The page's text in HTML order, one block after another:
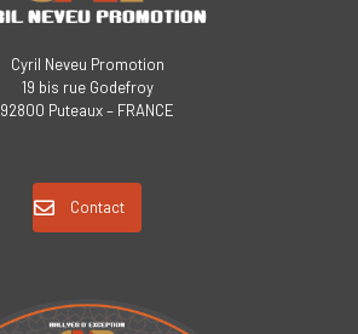
Cyril Neveu Promotion
19 bis rue Godefroy
92800 Puteaux – FRANCE
Contact